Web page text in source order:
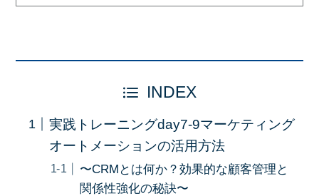
INDEX
実践トレーニングday7-9マーケティング
オートメーションの活用方法
〜CRMとは何か？効果的な顧客管理と
関係性強化の秘訣〜